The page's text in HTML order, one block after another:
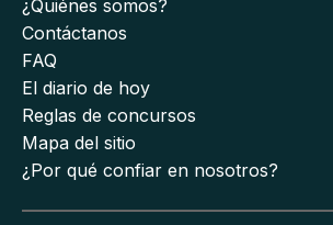
¿Quiénes somos?
Contáctanos
FAQ
El diario de hoy
Reglas de concursos
Mapa del sitio
¿Por qué confiar en nosotros?